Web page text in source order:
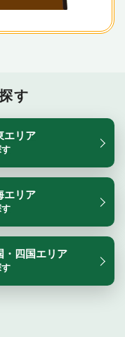
す
エリア
エリア
・四国エリア